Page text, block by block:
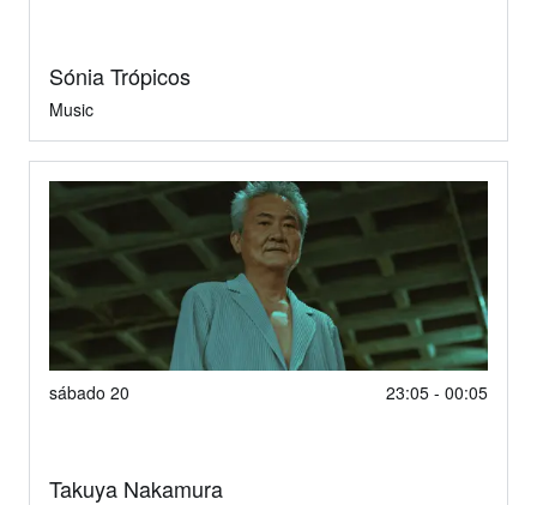
Sónia Trópicos
Music
sábado 20 23:05 - 00:05
Takuya Nakamura